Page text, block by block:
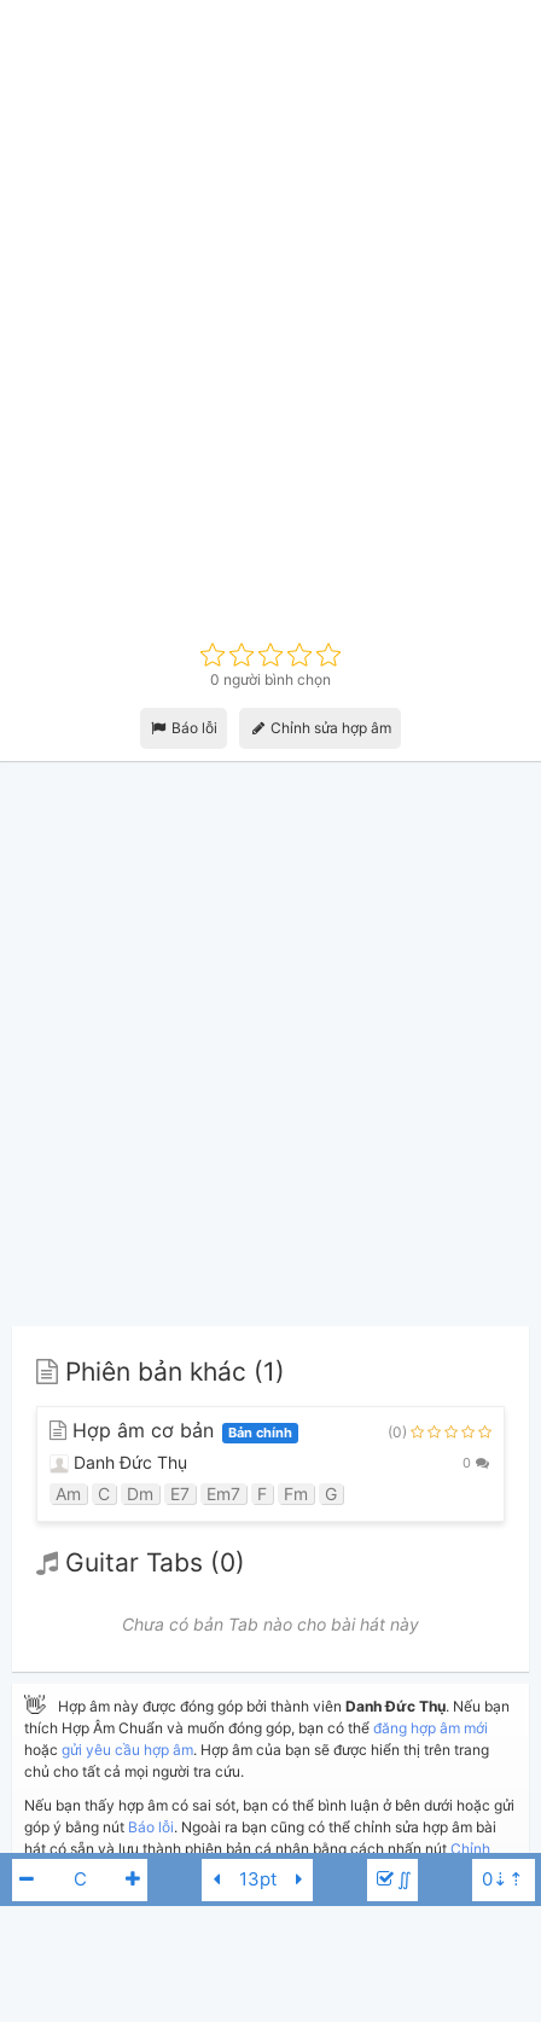
∬
0 người bình chọn
Báo lỗi Chỉnh sửa hợp âm
Phiên bản khác (1)
Hợp âm cơ bản Bản chính (0)
Danh Đức Thụ 0
Am C Dm E7 Em7 F Fm G
Guitar Tabs (0)
Chưa có bản Tab nào cho bài hát này
👋 Hợp âm này được đóng góp bởi thành viên Danh Đức Thụ. Nếu bạn
thích Hợp Âm Chuẩn và muốn đóng góp, bạn có thể đăng hợp âm mới
hoặc gửi yêu cầu hợp âm. Hợp âm của bạn sẽ được hiển thị trên trang
chủ cho tất cả mọi người tra cứu.
Nếu bạn thấy hợp âm có sai sót, bạn có thể bình luận ở bên dưới hoặc gửi
góp ý bằng nút Báo lỗi. Ngoài ra bạn cũng có thể chỉnh sửa hợp âm bài
hát có sẵn và lưu thành phiên bản cá nhân bằng cách nhấn nút Chỉnh
sửa hợp âm